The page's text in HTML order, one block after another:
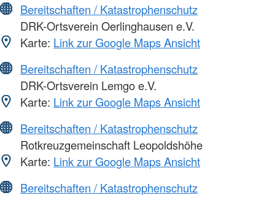
Bereitschaften / Katastrophenschutz
DRK-Ortsverein Oerlinghausen e.V.
Karte: Link zur Google Maps Ansicht
Bereitschaften / Katastrophenschutz
DRK-Ortsverein Lemgo e.V.
Karte: Link zur Google Maps Ansicht
Bereitschaften / Katastrophenschutz
Rotkreuzgemeinschaft Leopoldshöhe
Karte: Link zur Google Maps Ansicht
Bereitschaften / Katastrophenschutz